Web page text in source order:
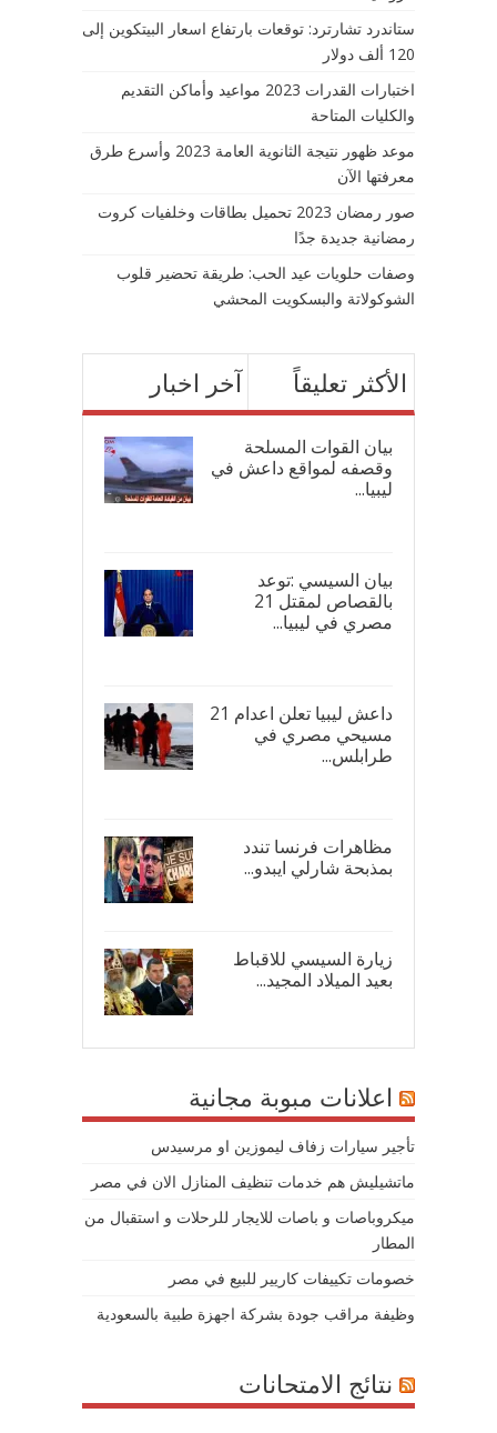
ستاندرد تشارترد: توقعات بارتفاع اسعار البيتكوين إلى
120 ألف دولار
اختبارات القدرات 2023 مواعيد وأماكن التقديم
والكليات المتاحة
موعد ظهور نتيجة الثانوية العامة 2023 وأسرع طرق
معرفتها الآن
صور رمضان 2023 تحميل بطاقات وخلفيات كروت
رمضانية جديدة جدًا
وصفات حلويات عيد الحب: طريقة تحضير قلوب
الشوكولاتة والبسكويت المحشي
آخر اخبار الأكثر تعليقاً
بيان القوات المسلحة
وقصفه لمواقع داعش في
ليبيا...
بيان السيسي :توعد
بالقصاص لمقتل 21
مصري في ليبيا...
داعش ليبيا تعلن اعدام 21
مسيحي مصري في
طرابلس...
مظاهرات فرنسا تندد
بمذبحة شارلي ايبدو...
زيارة السيسي للاقباط
بعيد الميلاد المجيد...
اعلانات مبوبة مجانية
تأجير سيارات زفاف ليموزين او مرسيدس
ماتشيليش هم خدمات تنظيف المنازل الان في مصر
ميكروباصات و باصات للايجار للرحلات و استقبال من
المطار
خصومات تكييفات كاريير للبيع في مصر
وظيفة مراقب جودة بشركة اجهزة طبية بالسعودية
نتائج الامتحانات